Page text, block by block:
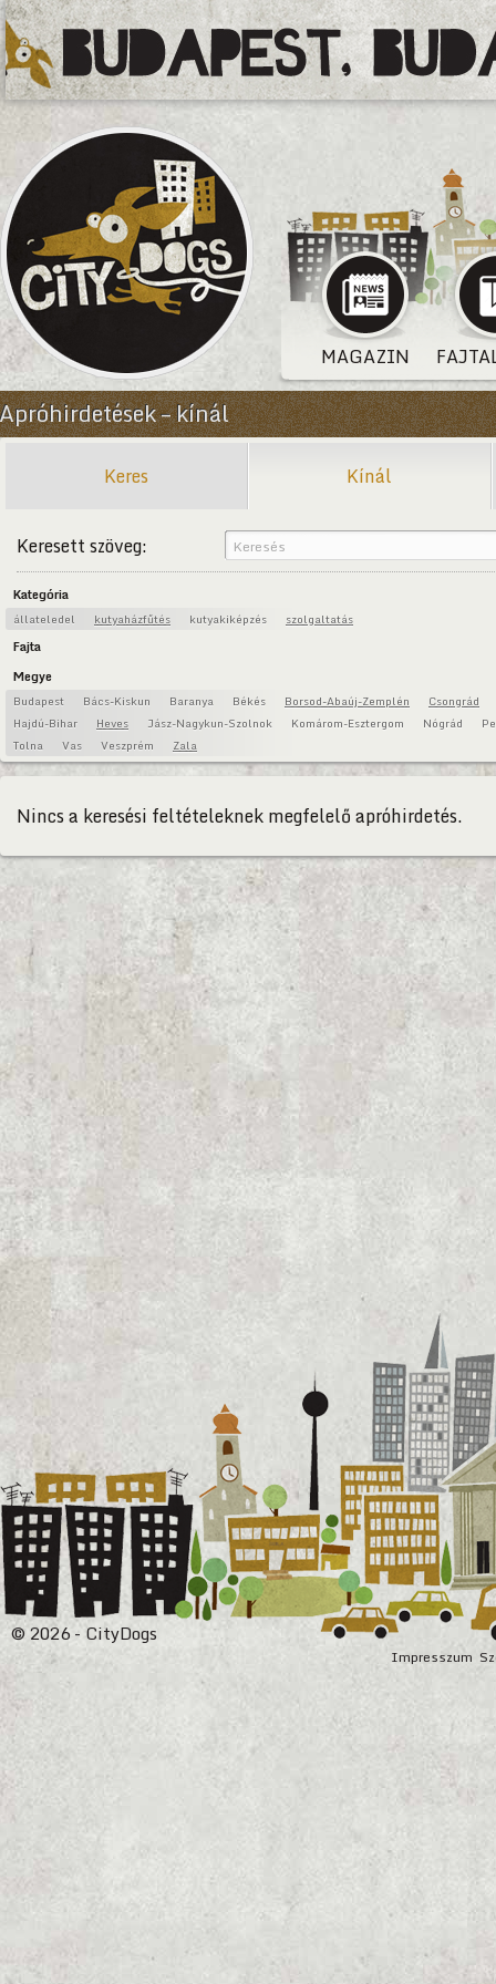
MAGAZIN
Apróhirdetések – kínál
Keres Kínál
Keresett szöveg:
Kategória
állateledel kutyaházfűtés kutyakiképzés szolgaltatás
Fajta
Megye
Budapest Bács-Kiskun Baranya Békés Borsod-Abaúj-Zemplén
Csongrád
Hajdú-Bihar
Heves Jász-Nagykun-Szolnok Komárom-Esztergom Nógrád
Tolna
Vas Veszprém Zala
Nincs a keresési feltételeknek megfelelő apróhirdetés.
Impresszum
© 2026 - CityDogs